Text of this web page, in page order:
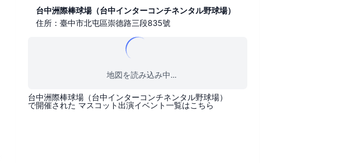
台中洲際棒球場（台中インターコンチネンタル野球場）
住所：臺中市北屯區崇德路三段835號
地図を読み込み中...
台中洲際棒球場（台中インターコンチネンタル野球場）
で開催された マスコット出演イベント一覧はこちら